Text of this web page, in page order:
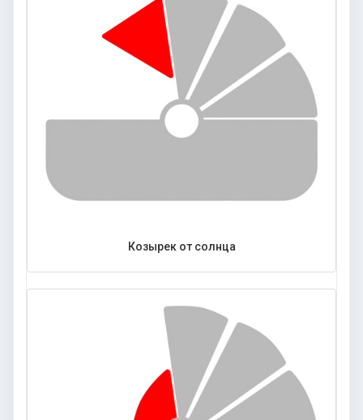
Козырек от солнца